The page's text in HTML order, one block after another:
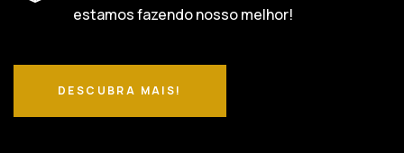
estamos fazendo nosso melhor!
DESCUBRA MAIS!